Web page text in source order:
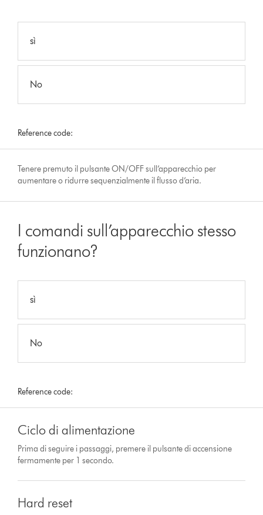
sì
No
Reference code:
Tenere premuto il pulsante ON/OFF sull’apparecchio per
aumentare o ridurre sequenzialmente il flusso d’aria.
I comandi sull’apparecchio stesso
funzionano?
sì
No
Reference code:
Ciclo di alimentazione
Prima di seguire i passaggi, premere il pulsante di accensione
fermamente per 1 secondo.
Hard reset